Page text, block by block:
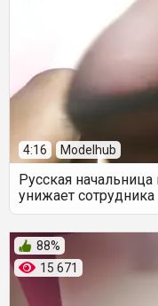
4:16 Modelhub
Русская
унижает сотрудника
15 671
88%